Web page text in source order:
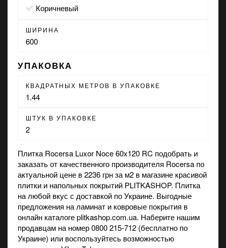
коричневый
ШИРИНА
600
УПАКОВКА
КВАДРАТНЫХ МЕТРОВ В УПАКОВКЕ
1.44
ШТУК В УПАКОВКЕ
2
Плитка Rocersa Luxor Noce 60x120 RC подобрать и
заказать от качественного производителя Rocersa по
актуальной цене в 2236 грн за м2 в магазине красивой
плитки и напольных покрытий PLITKASHOP. Плитка
на любой вкус с доставкой по Украине. Выгодные
предложения на ламинат и ковровые покрытия в
онлайн каталоге plitkashop.com.ua. Наберите нашим
продавцам на номер 0800 215-712 (бесплатно по
Украине) или воспользуйтесь возможностью